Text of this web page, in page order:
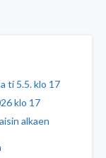
ti 5.5. klo 17
klo 17
alkaen